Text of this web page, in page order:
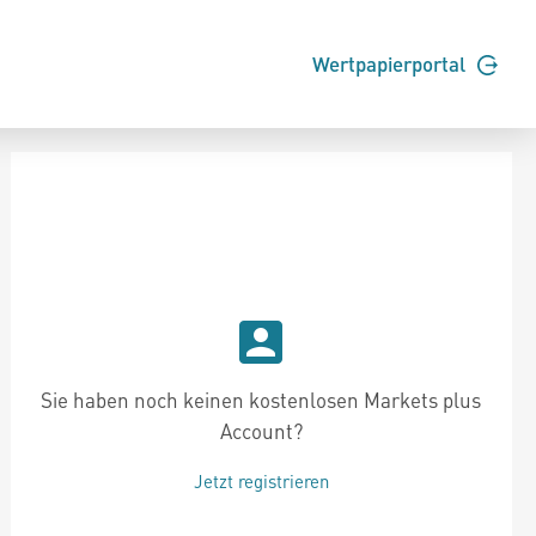
Wertpapierportal
Sie haben noch keinen kostenlosen Markets plus
Account?
Jetzt registrieren